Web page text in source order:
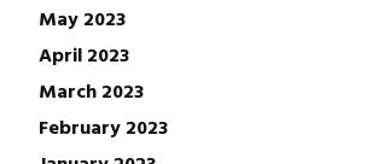
May 2023
April 2023
March 2023
February 2023